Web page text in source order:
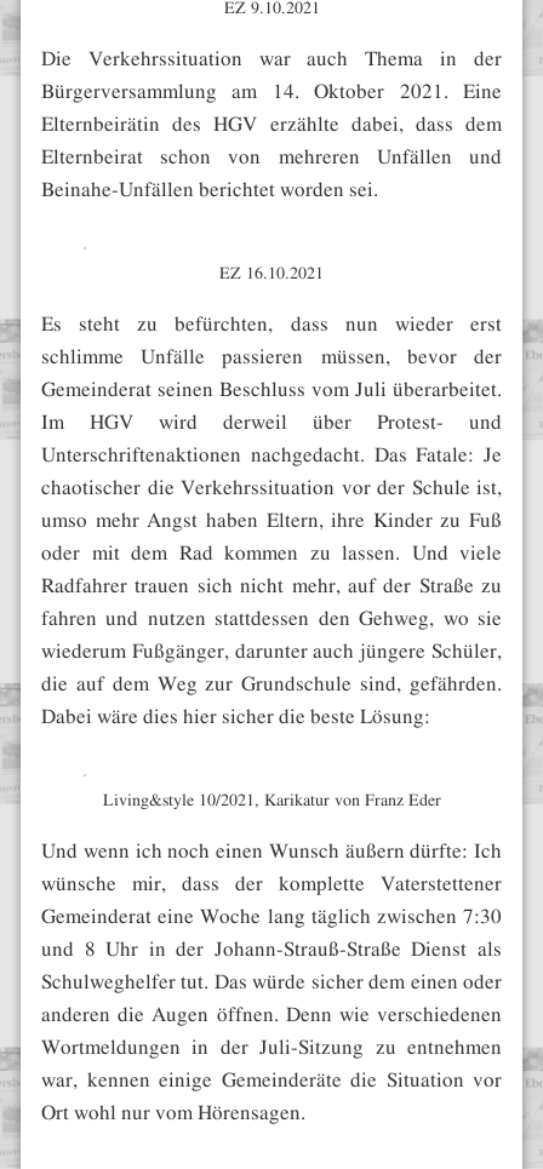
EZ 9.10.2021
Die Verkehrssituation war auch Thema in der
Bürgerversammlung am 14. Oktober 2021. Eine
Elternbeirätin des HGV erzählte dabei, dass dem
Elternbeirat schon von mehreren Unfällen und
Beinahe-Unfällen berichtet worden sei.
EZ 16.10.2021
Es steht zu befürchten, dass nun wieder erst
schlimme Unfälle passieren müssen, bevor der
Gemeinderat seinen Beschluss vom Juli überarbeitet.
Im HGV wird derweil über Protest- und
Unterschriftenaktionen nachgedacht. Das Fatale: Je
chaotischer die Verkehrssituation vor der Schule ist,
umso mehr Angst haben Eltern, ihre Kinder zu Fuß
oder mit dem Rad kommen zu lassen. Und viele
Radfahrer trauen sich nicht mehr, auf der Straße zu
fahren und nutzen stattdessen den Gehweg, wo sie
wiederum Fußgänger, darunter auch jüngere Schüler,
die auf dem Weg zur Grundschule sind, gefährden.
Dabei wäre dies hier sicher die beste Lösung:
Living&style 10/2021, Karikatur von Franz Eder
Und wenn ich noch einen Wunsch äußern dürfte: Ich
wünsche mir, dass der komplette Vaterstettener
Gemeinderat eine Woche lang täglich zwischen 7:30
und 8 Uhr in der Johann-Strauß-Straße Dienst als
Schulweghelfer tut. Das würde sicher dem einen oder
anderen die Augen öffnen. Denn wie verschiedenen
Wortmeldungen in der Juli-Sitzung zu entnehmen
war, kennen einige Gemeinderäte die Situation vor
Ort wohl nur vom Hörensagen.